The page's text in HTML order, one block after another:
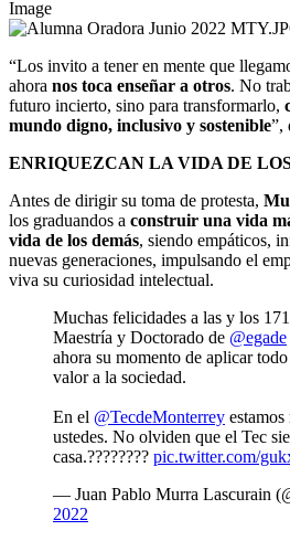
Image
“Los invito a tener en mente que
ahora nos toca enseñar a otros. No
futuro incierto, sino para transformarlo,
mundo digno, inclusivo y sostenible”,
ENRIQUEZCAN LA VIDA DE
Antes de dirigir su toma de protesta,
los graduandos a construir una vida
vida de los demás, siendo empáticos,
nuevas generaciones, impulsando el
viva su curiosidad intelectual.
Muchas felicidades a las y los
Maestría y Doctorado de @egade
ahora su momento de aplicar
valor a la sociedad.
En el @TecdeMonterrey
ustedes. No olviden que el Tec
casa.???????? pic.twitter.com/
— Juan Pablo Murra Lascurain
2022